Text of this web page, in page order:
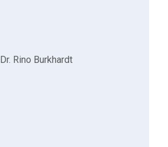
Dr. Rino Burkhardt